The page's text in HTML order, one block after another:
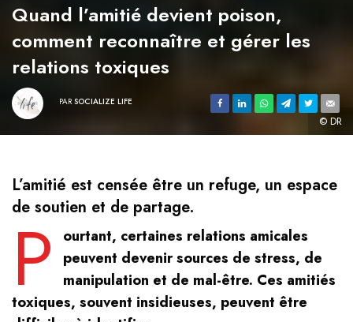
Quand l’amitié devient poison,
comment reconnaître et gérer les
relations toxiques
PAR SOCIALIZE LIFE
© DR
L’amitié est censée être un refuge, un espace
de soutien et de partage.
P
ourtant, certaines relations amicales
peuvent devenir sources de stress, de
manipulation et de mal-être. Ces amitiés
toxiques, souvent insidieuses, peuvent être